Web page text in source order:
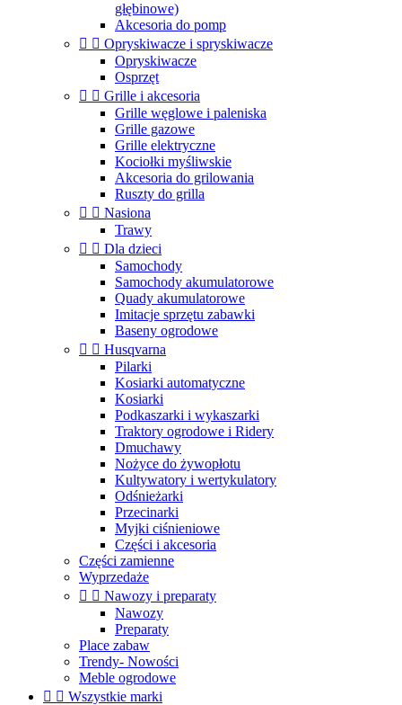
głębinowe)
Akcesoria do pomp
  Opryskiwacze i spryskiwacze
Opryskiwacze
Osprzęt
  Grille i akcesoria
Grille węglowe i paleniska
Grille gazowe
Grille elektryczne
Kociołki myśliwskie
Akcesoria do grilowania
Ruszty do grilla
  Nasiona
Trawy
  Dla dzieci
Samochody
Samochody akumulatorowe
Quady akumulatorowe
Imitacje sprzętu zabawki
Baseny ogrodowe
  Husqvarna
Pilarki
Kosiarki automatyczne
Kosiarki
Podkaszarki i wykaszarki
Traktory ogrodowe i Ridery
Dmuchawy
Nożyce do żywopłotu
Kultywatory i wertykulatory
Odśnieżarki
Przecinarki
Myjki ciśnieniowe
Części i akcesoria
Części zamienne
Wyprzedaże
  Nawozy i preparaty
Nawozy
Preparaty
Place zabaw
Trendy- Nowości
Meble ogrodowe
  Wszystkie marki